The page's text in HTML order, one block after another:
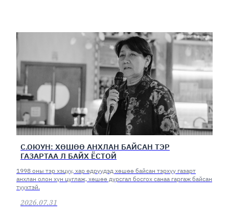
С.ОЮУН: ХӨШӨӨ АНХЛАН БАЙСАН ТЭР
ГАЗАРТАА Л БАЙХ ЁСТОЙ
1998 оны тэр хэцүү, хар өдрүүдэд хөшөө байсан тэрхүү газарт
анхлан олон хүн цуглаж, хөшөө дурсгал босгох санаа гаргаж байсан
түүхтэй.
2026.07.31